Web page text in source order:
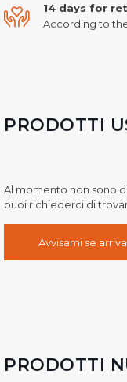
14 days for
According to
PRODOTTI
Al momento non sono
puoi richiederci di
Avvisami se arriva
PRODOTTI